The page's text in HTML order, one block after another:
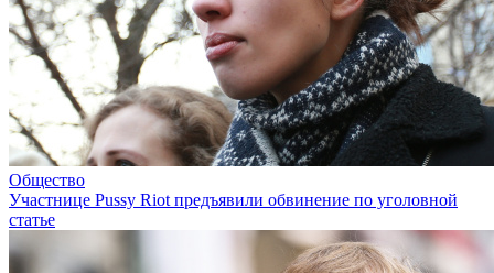
Общество
Участнице Pussy Riot предъявили обвинение по уголовной
статье